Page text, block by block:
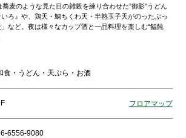
麦のような見た目の雑穀を練り合わせた”御影”うどん
ろ』や、鶏天・鯛ちくわ天・半熟玉子天がのったぶっ
など。夜は様々なカップ酒と一品料理を楽しむ“饂飩
食・うどん・天ぷら・お酒
フロアマップ
6556-9080